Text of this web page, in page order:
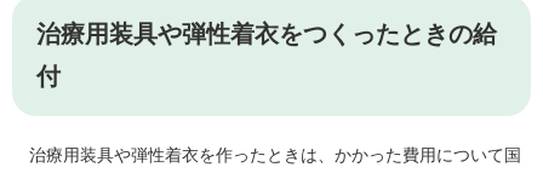
治療用装具や弾性着衣をつくったときの給
付
治療用装具や弾性着衣を作ったときは、かかった費用について国